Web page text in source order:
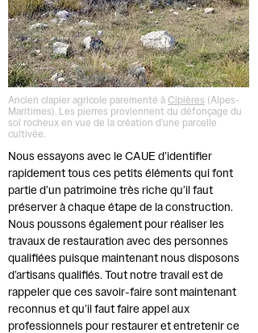
Ancien clapier agricole parementé à Cipières (Alpes-
Maritimes). Les pierres proviennent du défonçage du
sol rocheux en vue de la création d'une parcelle
cultivée.
Nous essayons avec le CAUE d’identifier
rapidement tous ces petits éléments qui font
partie d’un patrimoine très riche qu’il faut
préserver à chaque étape de la construction.
Nous poussons également pour réaliser les
travaux de restauration avec des personnes
qualifiées puisque maintenant nous disposons
d’artisans qualifiés. Tout notre travail est de
rappeler que ces savoir-faire sont maintenant
reconnus et qu’il faut faire appel aux
professionnels pour restaurer et entretenir ce